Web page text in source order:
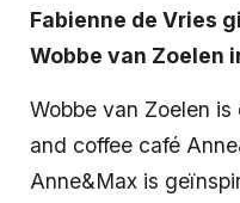
Fabienne de Vries
Wobbe van Zoelen
Wobbe van Zoelen
and coffee café
Anne&Max is